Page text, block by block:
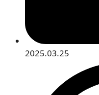
2025.03.25